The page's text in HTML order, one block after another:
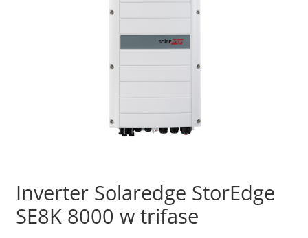
Inverter Solaredge StorEdge
SE8K 8000 w trifase